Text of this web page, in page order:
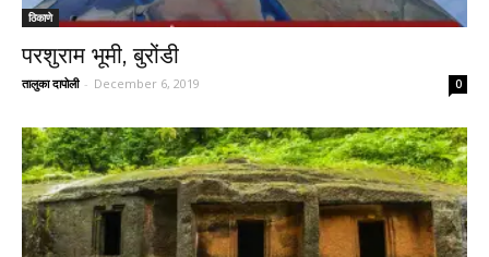
ठिकाणे
परशुराम भूमी, बुरोंडी
तालुका दापोली - December 6, 2019 0